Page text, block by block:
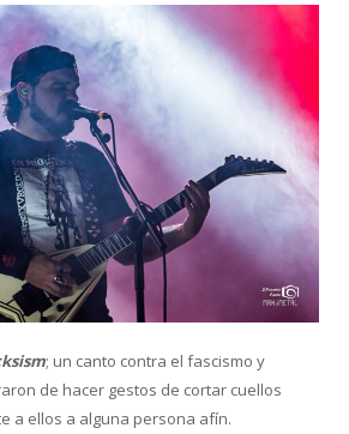
; un canto contra el fascismo y
de hacer gestos de cortar cuellos
a ellos a alguna persona afín.